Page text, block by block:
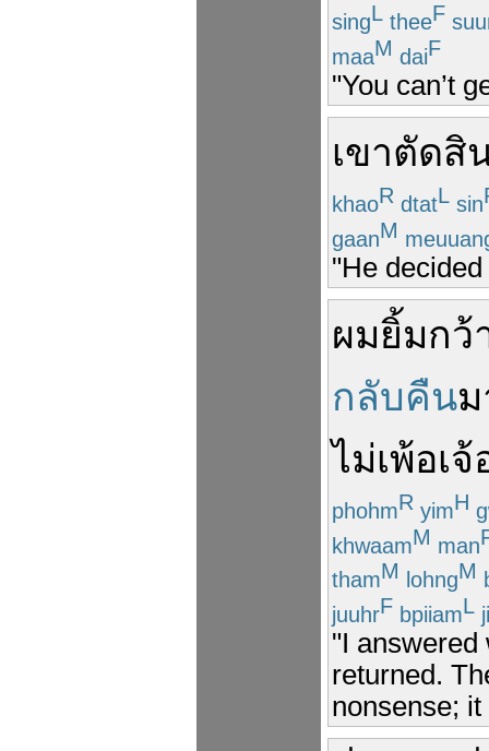
singL theeF
maaM daiF
"You can’t
เขาตัดสิ
khaoR dtatL sin
gaanM
"He
ผมยิ้มกว้
กลับคืน
ไม่เพ้อเจ้
phohmR yimH
khwaamM man
thamM lohngM
juuhrF bpiiamL
"I answered
returned.
nonsense;